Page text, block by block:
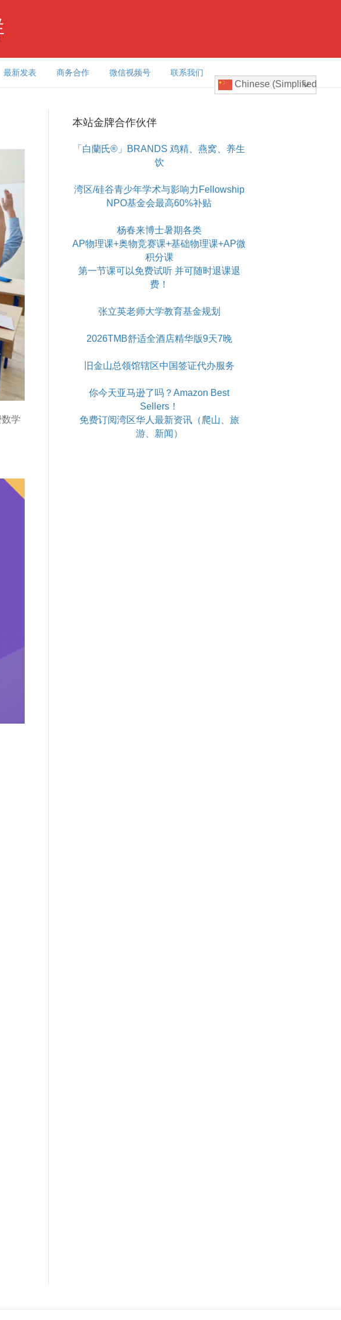
最新发表 商务合作 微信视频号 联系我们
Chinese (Simplified)
学
本站金牌合作伙伴
「白蘭氏®」BRANDS 鸡精、燕窝、养生
饮
湾区/硅谷青少年学术与影响力Fellowship
NPO基金会最高60%补贴
杨春来博士暑期各类
AP物理课+奥物竞赛课+基础物理课+AP微
积分课
第一节课可以免费试听 并可随时退课退
费！
张立英老师大学教育基金规划
2026TMB舒适全酒店精华版9天7晚
旧金山总领馆辖区中国签证代办服务
你今天亚马逊了吗？Amazon Best
Sellers！
免费订阅湾区华人最新资讯（爬山、旅
游、新闻）